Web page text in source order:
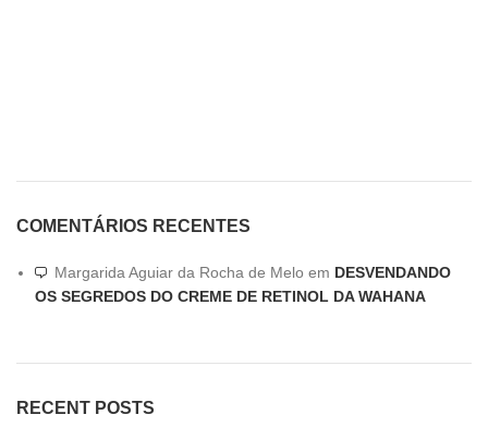
COMENTÁRIOS RECENTES
Margarida Aguiar da Rocha de Melo em DESVENDANDO
OS SEGREDOS DO CREME DE RETINOL DA WAHANA
RECENT POSTS